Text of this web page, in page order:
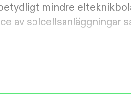
mindre
av solcellsanläggningar